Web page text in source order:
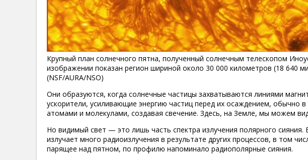
Крупный план солнечного пятна, полученный солнечным телескопом
изображении показан регион шириной около 30 000 километров (18 640
(NSF/AURA/NSO)
Они образуются, когда солнечные частицы захватываются линиями
ускорители, усиливающие энергию частиц перед их осаждением, обычно
атомами и молекулами, создавая свечение. Здесь, на Земле, мы можем
Но видимый свет — это лишь часть спектра излучения полярного
излучает много радиоизлучения в результате других процессов, в том
парящее над пятном, по профилю напоминало радиополярные сияния.